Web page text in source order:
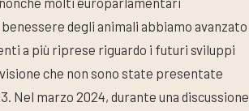
degli animali abbiamo avanzato
a più riprese riguardo i futuri sviluppi
che non sono state presentate
Nel marzo 2024, durante una discussione